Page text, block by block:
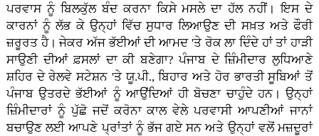
ਪਰਵਾਸ ਨੂੰ ਬਿਲਕੁੱਲ ਬੰਦ ਕਰਨਾ ਕਿਸੇ ਮਸਲੇ ਦਾ ਹੱਲ ਨਹੀਂ। ਇਸ ਦੇ
ਕਾਰਨਾਂ ਨੂੰ ਲੱਭ ਕੇ ਉਨ੍ਹਾਂ ਵਿੱਚ ਸੁਧਾਰ ਲਿਆਉਣ ਦੀ ਸਖ਼ਤ ਅਤੇ ਫੌਰੀ
ਜ਼ਰੂਰਤ ਹੈ। ਜੇਕਰ ਅੱਜ ਭੱਈਆਂ ਦੀ ਆਮਦ 'ਤੇ ਰੋਕ ਲਾ ਦਿੰਦੇ ਹਾਂ ਤਾਂ ਹਾੜੀ
ਸਾਉਣੀ ਦੀਆਂ ਫ਼ਸਲਾਂ ਦਾ ਕੀ ਬਣੇਗਾ? ਪੰਜਾਬ ਦੇ ਜ਼ਿੰਮੀਦਾਰ ਲੁਧਿਆਣੇ
ਸ਼ਹਿਰ ਦੇ ਰੇਲਵੇ ਸਟੇਸ਼ਨ 'ਤੇ ਯੂ.ਪੀ., ਬਿਹਾਰ ਅਤੇ ਹੋਰ ਭਾਰਤੀ ਸੂਬਿਆਂ ਤੋਂ
ਪੰਜਾਬ ਉਤਰਦੇ ਭੱਈਆਂ ਨੂੰ ਆਉਂਦਿਆਂ ਹੀ ਬੋਚਣਾ ਚਾਹੁੰਦੇ ਹਨ। ਉਨ੍ਹਾਂ
ਜ਼ਿੰਮੀਦਾਰਾਂ ਨੂੰ ਪੁੱਛੋ ਜਦੋਂ ਕਰੋਨਾ ਕਾਲ ਵੇਲੇ ਪਰਵਾਸੀ ਆਪਣੀਆਂ ਜਾਨਾਂ
ਬਚਾਉਣ ਲਈ ਆਪਣੇ ਪ੍ਰਾਂਤਾਂ ਨੂੰ ਭੱਜ ਗਏ ਸਨ ਅਤੇ ਉਨ੍ਹਾਂ ਵਲੋਂ ਮਜ਼ਦੂਰਾਂ